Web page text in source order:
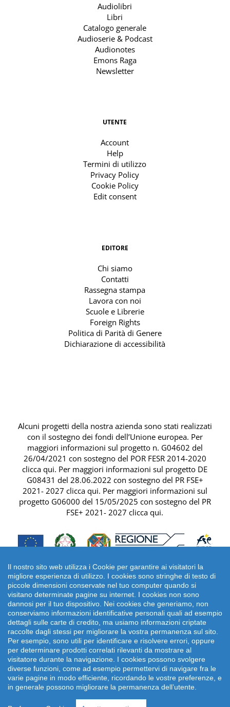
Il nostro sito web utilizza i Cookie per garantire ai visitatori la
migliore esperienza di utilizzo. I cookies sono stringhe di testo di
piccole dimensioni conservate nel tuo computer quando si
visitano determinate pagine su internet. I cookies non sono
dannosi per il tuo dispositivo. Nei cookies che generiamo, non
conserviamo informazioni identificative personali quali ad esempio
dettagli sulle carte di credito, ma usiamo informazioni criptate
raccolte dagli stessi per migliorare la vostra permanenza sul sito.
Per esempio, sono utili per identificare e risolvere errori, oppure
per determinare prodotti correlati rilevanti da mostrare al
visitatore durante la navigazione. I cookies possono svolgere
diverse funzioni, come ad esempio permettervi di navigare fra le
varie pagine in modo efficiente, ricordando le vostre preferenze, e
in generale possono migliorare la permanenza dell’utente.
Audiolibri
Libri
Catalogo generale
Audioserie & Podcast
Audionotes
Emons Raga
Newsletter
UTENTE
Account
Help
Termini di utilizzo
Privacy Policy
Cookie Policy
Edit consent
EDITORE
Chi siamo
Contatti
Rassegna stampa
Lavora con noi
Scuole e Librerie
Foreign Rights
Politica di Parità di Genere
Dichiarazione di accessibilità
Alcuni progetti della nostra azienda sono stati realizzati
con il sostegno dei fondi dell’Unione europea. Per
maggiori informazioni sul progetto n. G04602 del
26/04/2021 con sostegno del POR FESR 2014-2020
clicca qui. Per maggiori informazioni sul progetto DE
G08431 del 28.06.2022 con sostegno del PR FSE+
2021- 2027 clicca qui. Per maggiori informazioni sul
progetto G06000 del 15/05/2025 con sostegno del PR
FSE+ 2021- 2027 clicca qui.
Copyright 2026 emonsitalia srl. | Viale della Piramide
Cestia 1C, 00153 Roma - Italia | P.IVA: 09372641002